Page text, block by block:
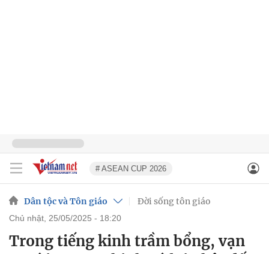
# ASEAN CUP 2026
Dân tộc và Tôn giáo Đời sống tôn giáo
chủ nhật, 25/05/2025 - 18:20
Trong tiếng kinh trầm bổng, vạn